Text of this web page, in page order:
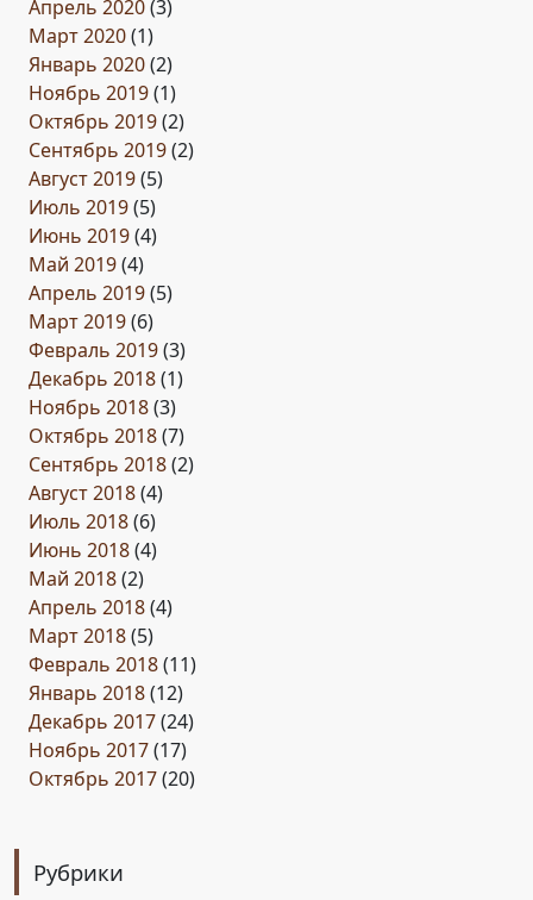
Апрель 2020(3)
Март 2020(1)
Январь 2020(2)
Ноябрь 2019(1)
Октябрь 2019(2)
Сентябрь 2019(2)
Август 2019(5)
Июль 2019(5)
Июнь 2019(4)
Май 2019(4)
Апрель 2019(5)
Март 2019(6)
Февраль 2019(3)
Декабрь 2018(1)
Ноябрь 2018(3)
Октябрь 2018(7)
Сентябрь 2018(2)
Август 2018(4)
Июль 2018(6)
Июнь 2018(4)
Май 2018(2)
Апрель 2018(4)
Март 2018(5)
Февраль 2018(11)
Январь 2018(12)
Декабрь 2017(24)
Ноябрь 2017(17)
Октябрь 2017(20)
Рубрики